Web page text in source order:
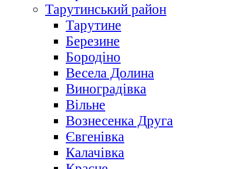
Тарутинський район
Тарутине
Березине
Бородіно
Весела Долина
Виноградівка
Вільне
Вознесенка Друга
Євгенівка
Калачівка